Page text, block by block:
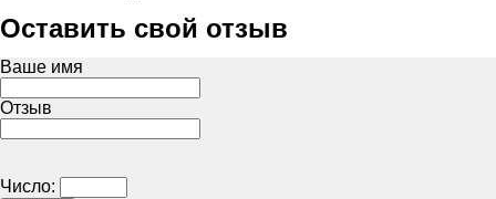
Оставить свой отзыв
Ваше имя
Отзыв
Число: